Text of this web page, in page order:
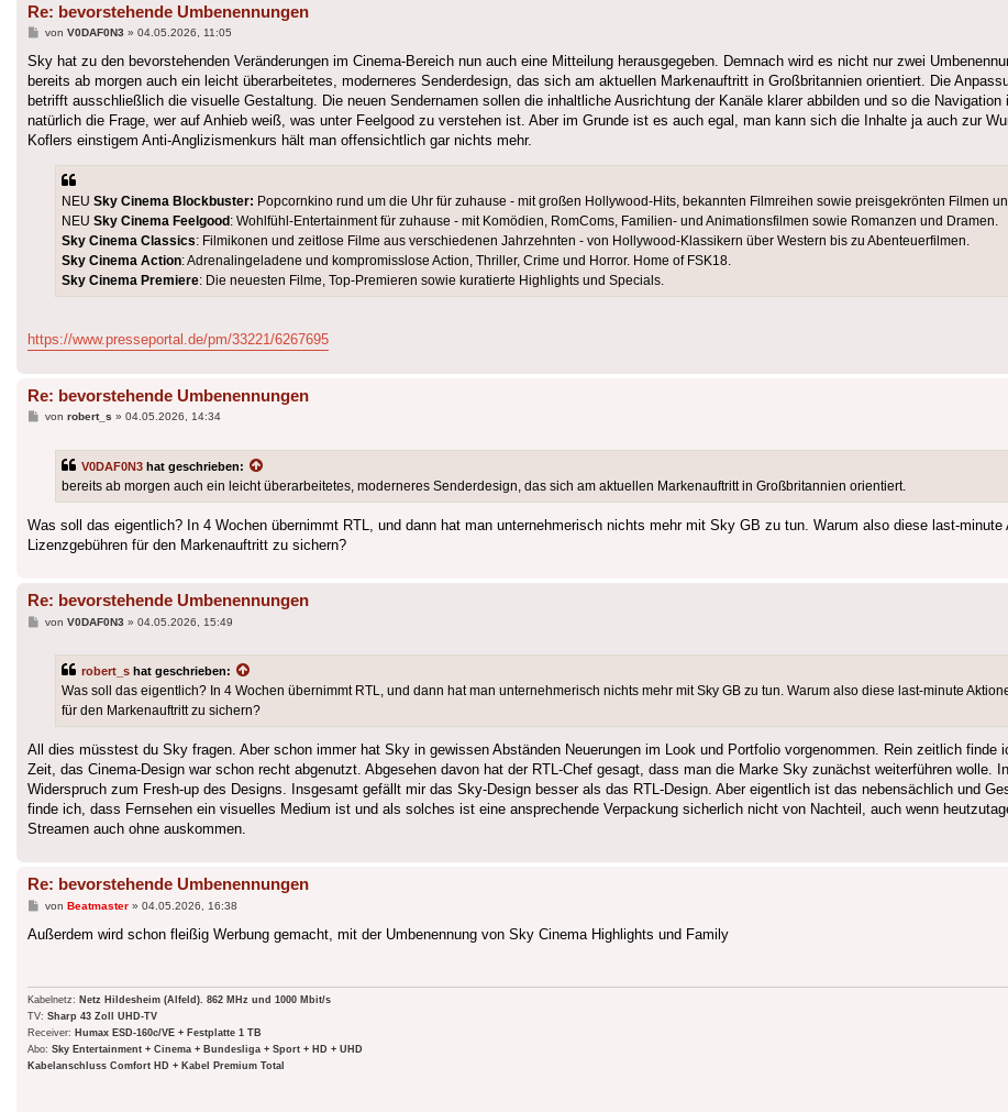
Re: bevorstehende Umbenennungen
Beitrag
von V0DAF0N3 » 04.05.2026, 11:05
Sky hat zu den bevorstehenden Veränderungen im Cinema-Bereich nun auch eine Mitteilung herausgegeben. Demnach wird es nicht nur zwei
bereits ab morgen auch ein leicht überarbeitetes, moderneres Senderdesign, das sich am aktuellen Markenauftritt in Großbritannien orientiert. Die
betrifft ausschließlich die visuelle Gestaltung. Die neuen Sendernamen sollen die inhaltliche Ausrichtung der Kanäle klarer abbilden und so die
natürlich die Frage, wer auf Anhieb weiß, was unter Feelgood zu verstehen ist. Aber im Grunde ist es auch egal, man kann sich die Inhalte ja auch zur
Koflers einstigem Anti-Anglizismenkurs hält man offensichtlich gar nichts mehr.
NEU Sky Cinema Blockbuster: Popcornkino rund um die Uhr für zuhause - mit großen Hollywood-Hits, bekannten Filmreihen sowie preisgekrönten Filmen
NEU Sky Cinema Feelgood: Wohlfühl-Entertainment für zuhause - mit Komödien, RomComs, Familien- und Animationsfilmen sowie Romanzen und Dramen.
Sky Cinema Classics: Filmikonen und zeitlose Filme aus verschiedenen Jahrzehnten - von Hollywood-Klassikern über Western bis zu Abenteuerfilmen.
Sky Cinema Action: Adrenalingeladene und kompromisslose Action, Thriller, Crime und Horror. Home of FSK18.
Sky Cinema Premiere: Die neuesten Filme, Top-Premieren sowie kuratierte Highlights und Specials.
https://www.presseportal.de/pm/33221/6267695
Re: bevorstehende Umbenennungen
Beitrag
von robert_s » 04.05.2026, 14:34
V0DAF0N3 hat geschrieben:
bereits ab morgen auch ein leicht überarbeitetes, moderneres Senderdesign, das sich am aktuellen Markenauftritt in Großbritannien orientiert.
Was soll das eigentlich? In 4 Wochen übernimmt RTL, und dann hat man unternehmerisch nichts mehr mit Sky GB zu tun. Warum also diese last-
Lizenzgebühren für den Markenauftritt zu sichern?
Re: bevorstehende Umbenennungen
Beitrag
von V0DAF0N3 » 04.05.2026, 15:49
robert_s hat geschrieben:
Was soll das eigentlich? In 4 Wochen übernimmt RTL, und dann hat man unternehmerisch nichts mehr mit Sky GB zu tun. Warum also diese last-minute
für den Markenauftritt zu sichern?
All dies müsstest du Sky fragen. Aber schon immer hat Sky in gewissen Abständen Neuerungen im Look und Portfolio vorgenommen. Rein zeitlich finde
Zeit, das Cinema-Design war schon recht abgenutzt. Abgesehen davon hat der RTL-Chef gesagt, dass man die Marke Sky zunächst weiterführen wolle.
Widerspruch zum Fresh-up des Designs. Insgesamt gefällt mir das Sky-Design besser als das RTL-Design. Aber eigentlich ist das nebensächlich und
finde ich, dass Fernsehen ein visuelles Medium ist und als solches ist eine ansprechende Verpackung sicherlich nicht von Nachteil, auch wenn
Streamen auch ohne auskommen.
Re: bevorstehende Umbenennungen
Beitrag
von Beatmaster» 04.05.2026, 16:38
Außerdem wird schon fleißig Werbung gemacht, mit der Umbenennung von Sky Cinema Highlights und Family
Kabelnetz: Netz Hildesheim (Alfeld). 862 MHz und 1000 Mbit/s
TV: Sharp 43 Zoll UHD-TV
Receiver: Humax ESD-160c/VE + Festplatte 1 TB
Abo: Sky Entertainment + Cinema + Bundesliga + Sport + HD + UHD
Kabelanschluss Comfort HD + Kabel Premium Total